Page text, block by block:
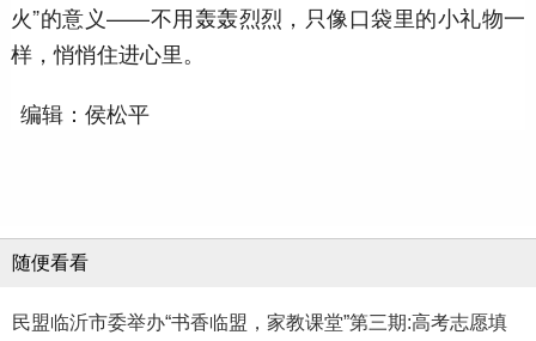
火”的意义——不用轰轰烈烈，只像口袋里的小礼物一
样，悄悄住进心里。
编辑：侯松平
随便看看
民盟临沂市委举办“书香临盟，家教课堂”第三期:高考志愿填